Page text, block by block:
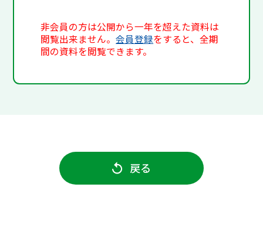
非会員の方は公開から一年を超えた資料は
閲覧出来ません。会員登録をすると、全期
間の資料を閲覧できます。
戻る